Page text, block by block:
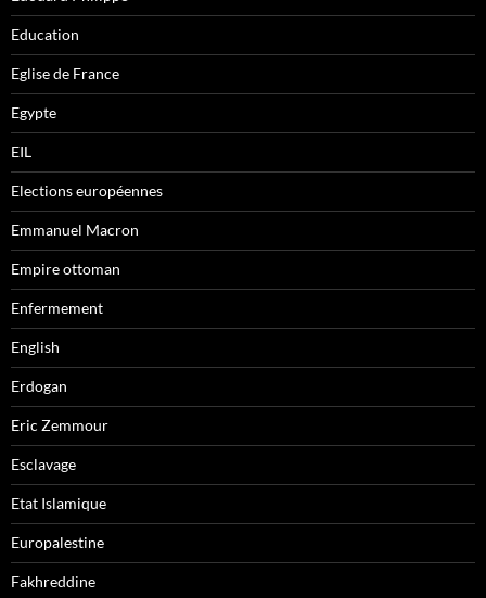
Education
Eglise de France
Egypte
EIL
Elections européennes
Emmanuel Macron
Empire ottoman
Enfermement
English
Erdogan
Eric Zemmour
Esclavage
Etat Islamique
Europalestine
Fakhreddine